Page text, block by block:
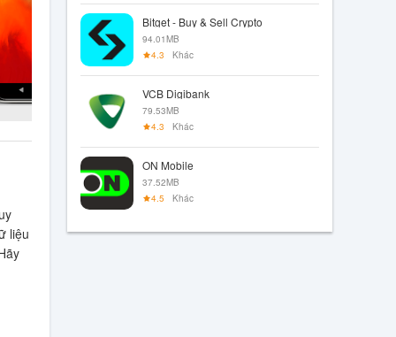
liệu
Bitget - Buy & Sell Crypto
94.01MB
4.3
Khác
VCB Digibank
79.53MB
4.3
Khác
ON Mobile
37.52MB
4.5
Khác